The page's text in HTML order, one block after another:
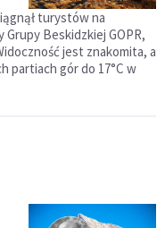
turystów na
Beskidzkiej GOPR,
jest znakomita, a
partiach gór do 17°C w